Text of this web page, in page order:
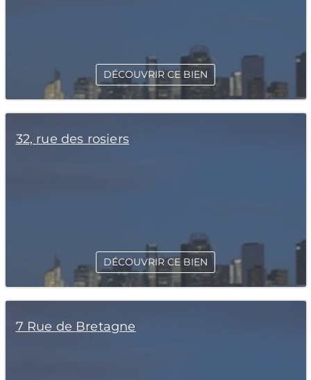
DÉCOUVRIR CE BIEN
32, rue des rosiers
DÉCOUVRIR CE BIEN
7 Rue de Bretagne